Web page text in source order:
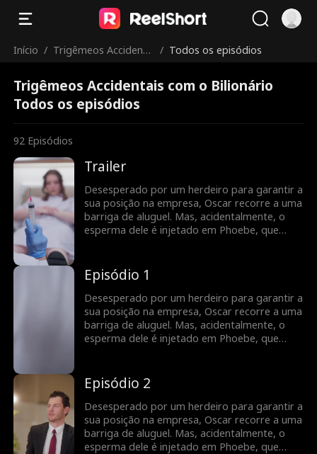
Início / Trigêmeos Accidenta
/ Todos os episódios
Trigêmeos Accidentais com o Bilionário
Todos os episódios
92 Episódios
Trailer
Desesperado por um herdeiro para garantir a
sua posição na empresa, Oscar recorre a uma
barriga de aluguel. Mas, acidentalmente, o
esperma dele é injetado em Phoebe, que
leva a gravidez até ao fim, Oscar propõe um
casamento por contrato. E assim começa
uma jornada cheia de desafios...
Episódio 1
Desesperado por um herdeiro para garantir a
sua posição na empresa, Oscar recorre a uma
barriga de aluguel. Mas, acidentalmente, o
esperma dele é injetado em Phoebe, que
leva a gravidez até ao fim, Oscar propõe um
casamento por contrato. E assim começa
uma jornada cheia de desafios...
Episódio 2
Desesperado por um herdeiro para garantir a
sua posição na empresa, Oscar recorre a uma
barriga de aluguel. Mas, acidentalmente, o
esperma dele é injetado em Phoebe, que